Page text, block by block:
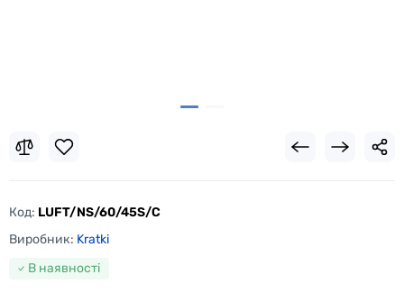
Код: LUFT/NS/60/45S/C
Виробник: Kratki
В наявності